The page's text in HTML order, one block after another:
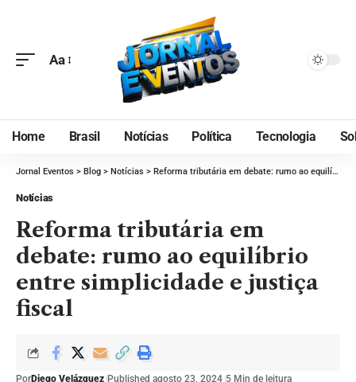
Aa
Home Brasil Notícias Política Tecnologia
Jornal Eventos > Blog > Notícias > Reforma tributária em debate: rumo ao equilíbrio entre simplicidade e justiça fiscal
Notícias
Reforma tributária em
debate: rumo ao equilíbrio
entre simplicidade e justiça
fiscal
PorDiego Velázquez Published agosto 23, 2024 5 Min de leitura